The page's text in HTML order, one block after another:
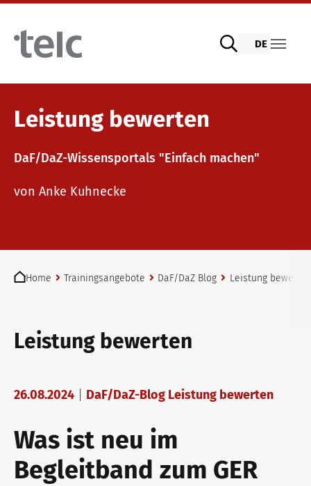
Skip to main content
Sprachprüfungen
telc Prüfungen digital mit DIGItelc 2.0
telc Remote Tests
telc Prüfungen in Bad Homburg
telc Prüfungszentrum werden
Prüfungszentrum finden
Lehrmaterialien
Allgemeinsprachliches Deutsch
Deutsch für den Beruf
Deutschlernen mit telc Lehrwerken
Deutsch für die Hochschule
Fortbildungen: Unterrichten
Qualifizierungen: Prüfen und Bewerten
Angebote für Deutschlernende
Inhouse-Veranstaltungen
DE
Leistung bewerten
DaF/DaZ-Wissensportals "Einfach machen"
von Anke Kuhnecke
Home
Trainingsangebote DaF/DaZ Blog Leistung bewerten
Leistung bewerten
26.08.2024 DaF/DaZ-Blog Leistung bewerten
Was ist neu im
Begleitband zum GER